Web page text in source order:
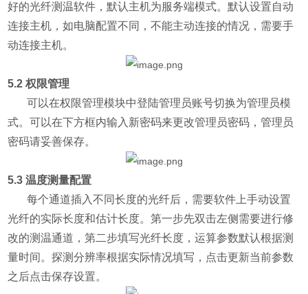
好的光纤测温软件，默认主机为服务端模式。默认设置自动
连接主机，如电脑配置不同，不能主动连接的情况，需要手
动连接主机。
5.2 权限管理
可以在权限管理模块中登陆管理员账号切换为管理员模
式。可以在下方框内输入新密码来更改管理员密码，管理员
密码请妥善保存。
5.3 温度测量配置
每个通道插入不同长度的光纤后，需要软件上手动设置
光纤的实际长度和估计长度。第一步先双击左侧需要进行修
改的测温通道，第二步填写光纤长度，运算参数默认根据测
量时间。探测分辨率根据实际情况填写，点击更新当前参数
之后点击保存设置。